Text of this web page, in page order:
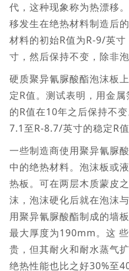
代，这种现象称为热漂移
移发生在绝热材料制造后
材料的初始R值为R-9/英
寸，然后保持不变，除非泡
硬质聚异氰脲酸酯泡沫板
定R值。测试表明，用金
的R值在10年之后保持不
7.1至R-8.7/英寸的稳定R值
一些制造商使用聚异氰脲
中的绝热材料。泡沫板或
热板。可在两层木质蒙皮
沫，泡沫硬化后就在泡沫
用聚异氰脲酸酯制成的墙
最大厚度为190mm。这
贵，但其耐火和耐水蒸气
绝热性能也比之好30%至